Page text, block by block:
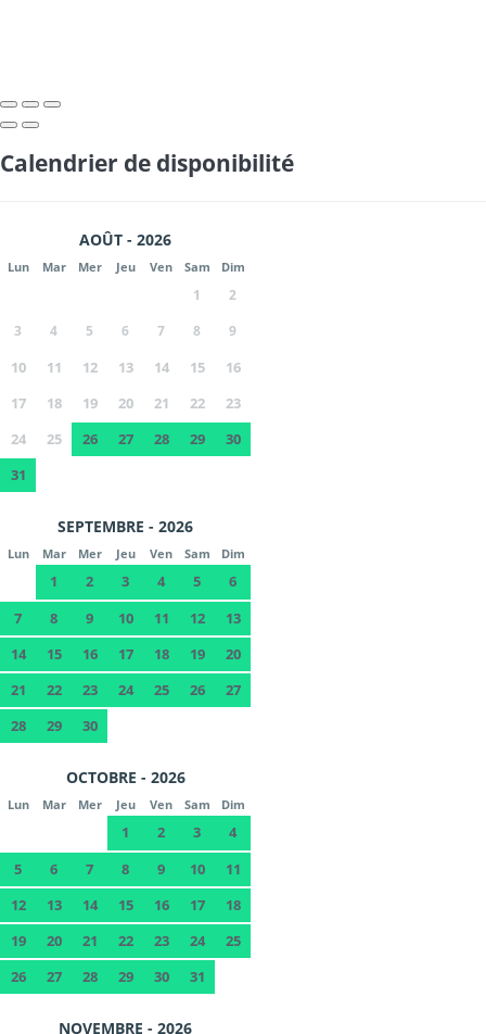
Calendrier de disponibilité
AOÛT - 2026
Lun Mar Mer Jeu Ven Sam Dim
1
2
3
4 5 6 7 8 9
10 11 12 13 14 15
16
17
18 19 20 21 22
23
24
25 26 27 28 29
30
31
SEPTEMBRE - 2026
Lun Mar Mer Jeu Ven Sam Dim
1 2 3 4 5
6
7
8 9 10 11 12
13
14
15 16 17 18 19
20
21
22 23 24 25 26
27
28
29 30
OCTOBRE - 2026
Lun Mar Mer Jeu Ven Sam Dim
1 2 3
4
5
6 7 8 9 10
11
12
13 14 15 16 17
18
19
20 21 22 23 24
25
26
27 28 29 30 31
NOVEMBRE - 2026